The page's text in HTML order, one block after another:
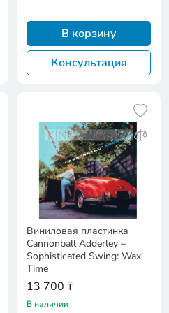
В корзину
Консультация
Виниловая пластинка
Cannonball Adderley –
Sophisticated Swing: Wax
Time
13 700 ₸
В наличии